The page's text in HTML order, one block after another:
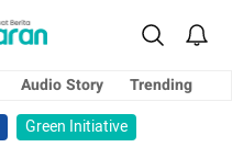
Audio Story
Trending
Green Initiative